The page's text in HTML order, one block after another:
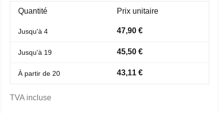
Quantité Prix unitaire
Jusqu'à 4 47,90 €
Jusqu'à 19 45,50 €
À partir de 20 43,11 €
TVA incluse